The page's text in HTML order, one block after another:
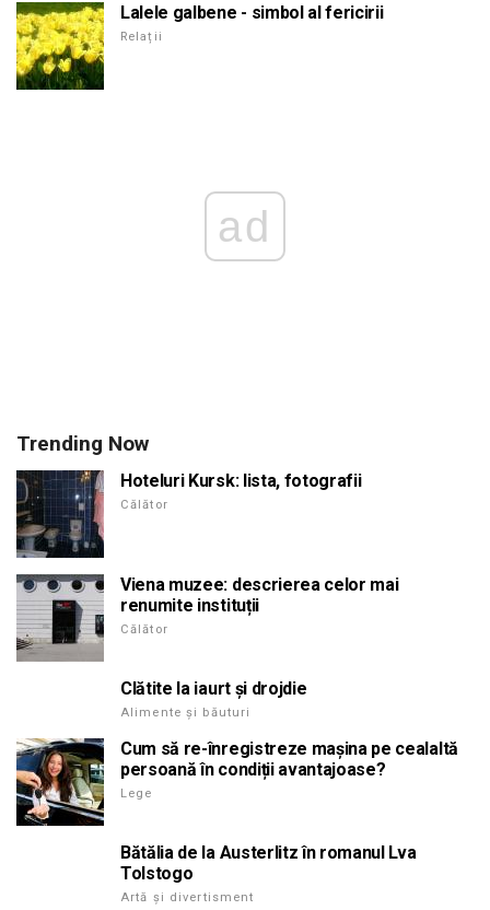
Lalele galbene - simbol al fericirii
Relații
ad
Trending Now
Hoteluri Kursk: lista, fotografii
Călător
Viena muzee: descrierea celor mai
renumite instituții
Călător
Clătite la iaurt și drojdie
Alimente și băuturi
Cum să re-înregistreze mașina pe cealaltă
persoană în condiții avantajoase?
Lege
Bătălia de la Austerlitz în romanul Lva
Tolstogo
Artă și divertisment